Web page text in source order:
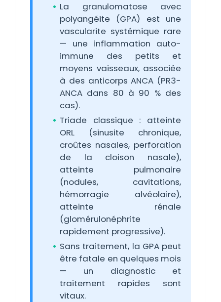
La granulomatose avec
polyangéite (GPA) est une
vascularite systémique rare
— une inflammation auto-
immune des petits et
moyens vaisseaux, associée
à des anticorps ANCA (PR3-
ANCA dans 80 à 90 % des
cas).
Triade classique : atteinte
ORL (sinusite chronique,
croûtes nasales, perforation
de la cloison nasale),
atteinte pulmonaire
(nodules, cavitations,
hémorragie alvéolaire),
atteinte rénale
(glomérulonéphrite
rapidement progressive).
Sans traitement, la GPA peut
être fatale en quelques mois
— un diagnostic et
traitement rapides sont
vitaux.